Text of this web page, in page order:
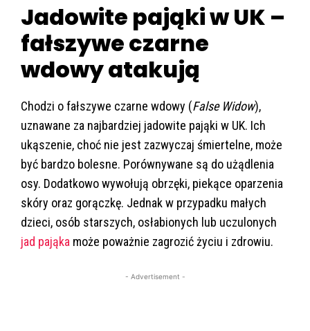
Jadowite pająki w UK –
fałszywe czarne
wdowy atakują
Chodzi o fałszywe czarne wdowy (False Widow),
uznawane za najbardziej jadowite pająki w UK. Ich
ukąszenie, choć nie jest zazwyczaj śmiertelne, może
być bardzo bolesne. Porównywane są do użądlenia
osy. Dodatkowo wywołują obrzęki, piekące oparzenia
skóry oraz gorączkę. Jednak w przypadku małych
dzieci, osób starszych, osłabionych lub uczulonych
jad pająka może poważnie zagrozić życiu i zdrowiu.
- Advertisement -